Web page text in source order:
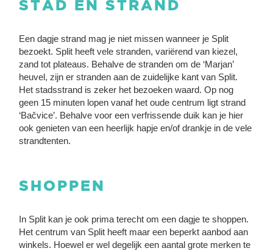
STAD EN STRAND
Een dagje strand mag je niet missen wanneer je Split
bezoekt. Split heeft vele stranden, variërend van kiezel,
zand tot plateaus. Behalve de stranden om de ‘Marjan’
heuvel, zijn er stranden aan de zuidelijke kant van Split.
Het stadsstrand is zeker het bezoeken waard. Op nog
geen 15 minuten lopen vanaf het oude centrum ligt strand
‘Bačvice’. Behalve voor een verfrissende duik kan je hier
ook genieten van een heerlijk hapje en/of drankje in de vele
strandtenten.
SHOPPEN
In Split kan je ook prima terecht om een dagje te shoppen.
Het centrum van Split heeft maar een beperkt aanbod aan
winkels. Hoewel er wel degelijk een aantal grote merken te